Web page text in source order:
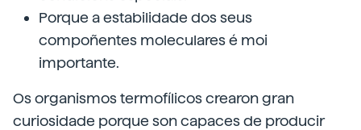
Porque a estabilidade dos seus
compoñentes moleculares é moi
importante.
Os organismos termofílicos crearon gran
curiosidade porque son capaces de producir